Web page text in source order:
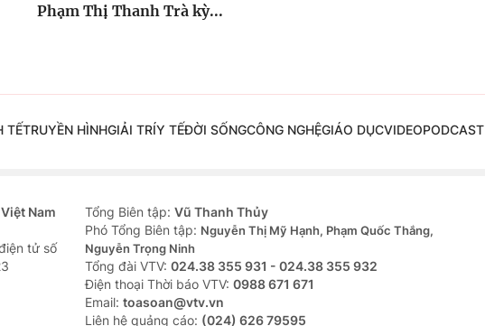
Phạm Thị Thanh Trà kỳ...
TẾTRUYỀN HÌNHGIẢI TRÍY TẾĐỜI SỐNGCÔNG NGHỆGIÁO DỤCVIDEOPODCAST
Nam
tử số
Tổng Biên tập: Vũ Thanh Thủy
Phó Tổng Biên tập: Nguyễn Thị Mỹ Hạnh, Phạm Quốc Thắng,
Nguyễn Trọng Ninh
Tổng đài VTV: 024.38 355 931 - 024.38 355 932
Ðiện thoại Thời báo VTV: 0988 671 671
Email: toasoan@vtv.vn
Liên hệ quảng cáo: (024) 626 79595